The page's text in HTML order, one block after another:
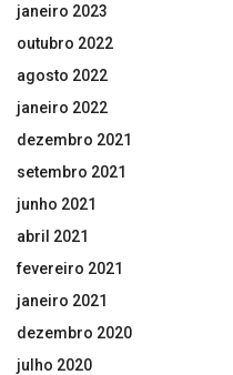
janeiro 2023
outubro 2022
agosto 2022
janeiro 2022
dezembro 2021
setembro 2021
junho 2021
abril 2021
fevereiro 2021
janeiro 2021
dezembro 2020
julho 2020